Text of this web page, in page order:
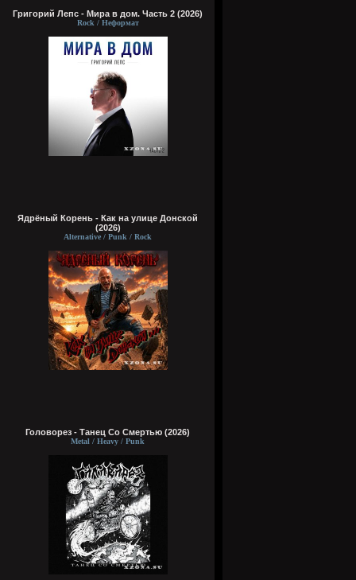
Григорий Лепс - Мира в дом. Часть 2 (2026)
Rock / Неформат
Ядрёный Корень - Как на улице Донской
(2026)
Alternative / Punk / Rock
Головорез - Tанец Со Смертью (2026)
Metal / Heavy / Punk